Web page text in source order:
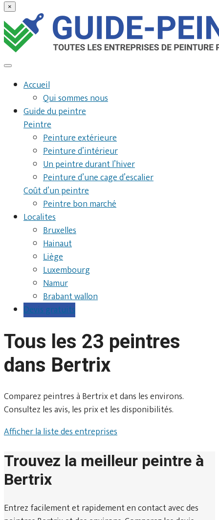
×
Accueil
Qui sommes nous
Guide du peintre
Peintre
Peinture extérieure
Peinture d’intérieur
Un peintre durant l’hiver
Peinture d’une cage d’escalier
Coût d’un peintre
Peintre bon marché
Localites
Bruxelles
Hainaut
Liège
Luxembourg
Namur
Brabant wallon
Devis gratuits
Tous les 23 peintres
dans Bertrix
Comparez peintres à Bertrix et dans les environs.
Consultez les avis, les prix et les disponibilités.
Afficher la liste des entreprises
Trouvez la meilleur peintre à
Bertrix
Entrez facilement et rapidement en contact avec des